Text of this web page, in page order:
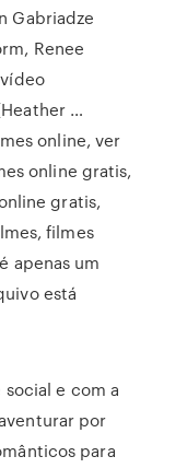
Gabriadze
Renee
…
online, ver
online gratis,
gratis,
filmes
apenas um
está
e com a
por
para